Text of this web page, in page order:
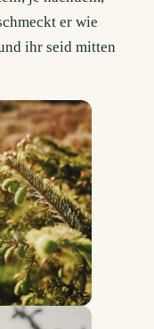
er wie
ihr seid mitten